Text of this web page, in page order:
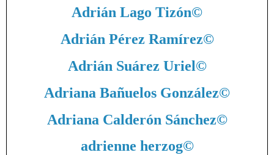
Adrián Lago Tizón©
Adrián Pérez Ramírez©
Adrián Suárez Uriel©
Adriana Bañuelos González©
Adriana Calderón Sánchez©
adrienne herzog©